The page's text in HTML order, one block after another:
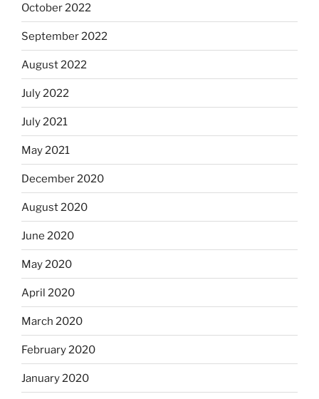
October 2022
September 2022
August 2022
July 2022
July 2021
May 2021
December 2020
August 2020
June 2020
May 2020
April 2020
March 2020
February 2020
January 2020